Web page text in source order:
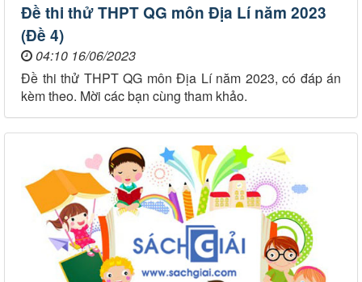
Đề thi thử THPT QG môn Địa Lí năm 2023
(Đề 4)
04:10 16/06/2023
Đề thi thử THPT QG môn Địa Lí năm 2023, có đáp án
kèm theo. Mời các bạn cùng tham khảo.